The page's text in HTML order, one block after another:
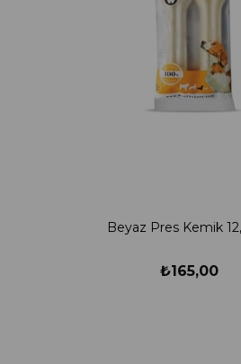
Beyaz Pres Kemik
₺165,00